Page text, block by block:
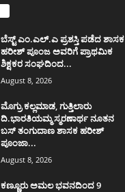
ಬೆಸ್ಟ್ ಎಂ.ಎಲ್.ಎ ಪ್ರಶಸ್ತಿ ಪಡೆದ ಶಾಸಕ
ಹರೀಶ್ ಪೂಂಜ ಅವರಿಗೆ ಪ್ರಾಥಮಿಕ
ಶಿಕ್ಷಕರ ಸಂಘದಿಂದ...
August 8, 2026
ಮೊಗ್ರು ಕಲ್ಲಮಾಡ, ಗುತ್ತಿಲಾರು
ದಿ.ಭಾರತಿಯಮ್ಮ ಸ್ಮರಣಾರ್ಥ ನೂತನ
ಬಸ್ ತಂಗುದಾಣ ಶಾಸಕ ಹರೀಶ್
ಪೂಂಜಾ...
August 8, 2026
ಕಣ್ಣೂರು ಅಮಲ ಭವನದಿಂದ 9